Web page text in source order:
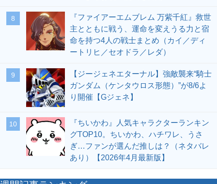
8
『ファイアーエムブレム 万紫千紅』救世
主とともに戦う、運命を変えうる力と宿
命を持つ4人の戦士まとめ（カイ／ディ
ートリヒ／セオドラ／レダ）
9
【ジージェネエターナル】強敵襲来“騎士
ガンダム（ケンタウロス形態）”が8/6よ
り開催【Gジェネ】
10
『ちいかわ』人気キャラクターランキン
グTOP10。ちいかわ、ハチワレ、うさ
ぎ…ファンが選んだ推しは？（ネタバレ
あり）【2026年4月最新版】